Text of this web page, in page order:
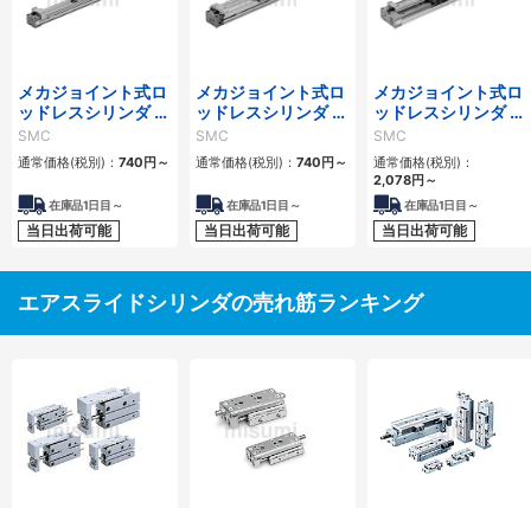
メカジョイント式ロ
ッドレスシリンダ 基
本形 MY1Bシリーズ
SMC
通常価格(税別)： 740円～
在庫品1日目～
当日出荷可能
メカジョイント式ロ
ッドレスシリンダ カ
ムフォロアガイド形
MY1Cシリーズ
SMC
通常価格(税別)： 740円～
在庫品1日目～
当日出荷可能
メカジョイント式ロ
ッドレスシリンダ リ
ニアガイド形 MY1H
シリーズ
SMC
通常価格(税別)：
2,078円～
在庫品1日目～
当日出荷可能
エアスライドシリンダの売れ筋ランキング